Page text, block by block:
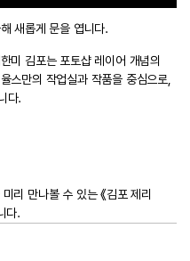
새롭게 문을 엽니다.
미 김포는 포토샵 레이어 개념의
스만의 작업실과 작품을 중심으로,
다.
리 만나볼 수 있는 《김포 제리
다.